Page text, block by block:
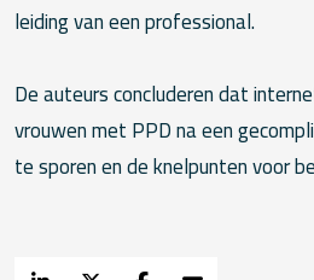
leiding van een professional.
De auteurs concluderen dat
vrouwen met PPD na een
te sporen en de knelpunten voor